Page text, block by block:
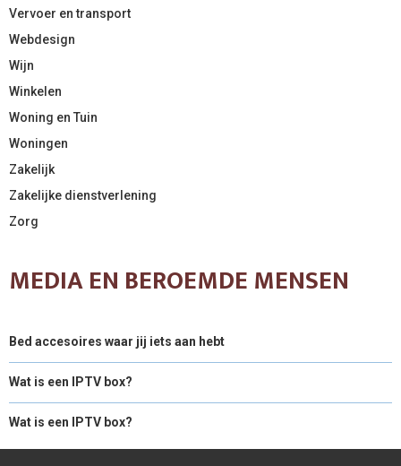
Vervoer en transport
Webdesign
Wijn
Winkelen
Woning en Tuin
Woningen
Zakelijk
Zakelijke dienstverlening
Zorg
MEDIA EN BEROEMDE MENSEN
Bed accesoires waar jij iets aan hebt
Wat is een IPTV box?
Wat is een IPTV box?